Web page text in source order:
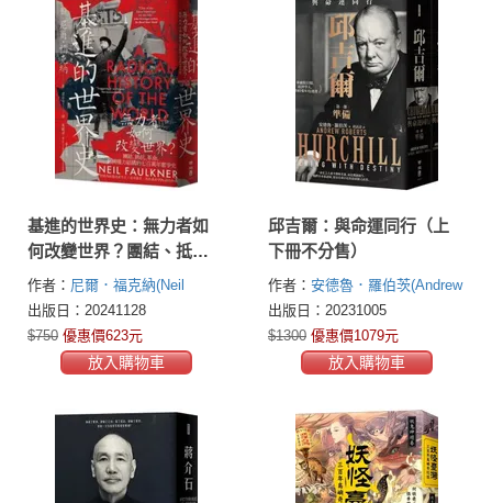
基進的世界史：無力者如
何改變世界？團結、抵
抗、革命，翻轉權力結構
的七百萬年奮爭史
作者： 尼爾．福克納(Neil
Faulkner)
出版日：20241128
$750 優惠價623元
放入購物車
邱吉爾：與命運同行（上
下冊不分售）
作者： 安德魯．羅伯茨(Andrew
Roberts)
出版日：20231005
$1300 優惠價1079元
放入購物車